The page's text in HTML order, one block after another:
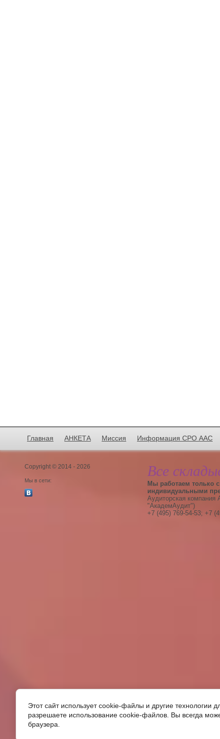
Главная АНКЕТА Миссия Информация СРО ААС
Copyright © 2014 - 2026
Мы в сети:
Все
Мы работаем только
индивидуальными
Аудиторская
"АкадемАудит")
+7 (495) 769-54-53; +7
Этот сайт использует cookie-файлы и другие
разрешаете использование cookie-файлов. Вы всегда
браузера.